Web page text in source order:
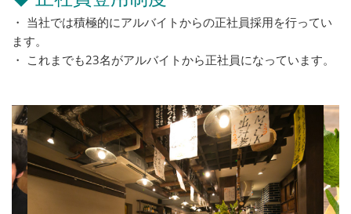
・ 当社では積極的にアルバイトからの正社員採用を行ってい
ます。
・ これまでも23名がアルバイトから正社員になっています。